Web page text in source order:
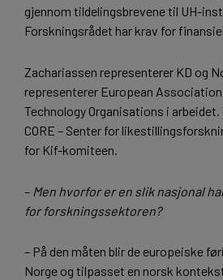
gjennom tildelingsbrevene til UH-
Forskningsrådet har krav for
Zachariassen representerer KD og
representerer European
Technology Organisations i
CORE – Senter for
for Kif-komiteen.
– Men hvorfor er en slik nasjonal
for forskningssektoren?
– På den måten blir de europeiske
Norge og tilpasset en norsk